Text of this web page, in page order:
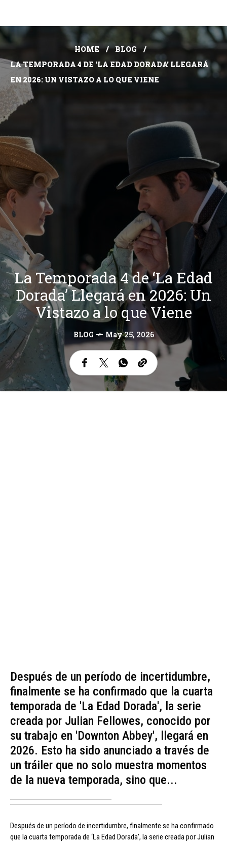
HOME
BLOG
LA TEMPORADA 4 DE ‘LA EDAD DORADA’ LLEGARÁ
EN 2026: UN VISTAZO A LO QUE VIENE
La Temporada 4 de ‘La Edad
Dorada’ Llegará en 2026: Un
Vistazo a lo que Viene
BLOG May 25, 2026
Después de un período de incertidumbre,
finalmente se ha confirmado que la cuarta
temporada de 'La Edad Dorada', la serie
creada por Julian Fellowes, conocido por
su trabajo en 'Downton Abbey', llegará en
2026. Esto ha sido anunciado a través de
un tráiler que no solo muestra momentos
de la nueva temporada, sino que...
Después de un período de incertidumbre, finalmente se ha confirmado
que la cuarta temporada de ‘La Edad Dorada’, la serie creada por Julian